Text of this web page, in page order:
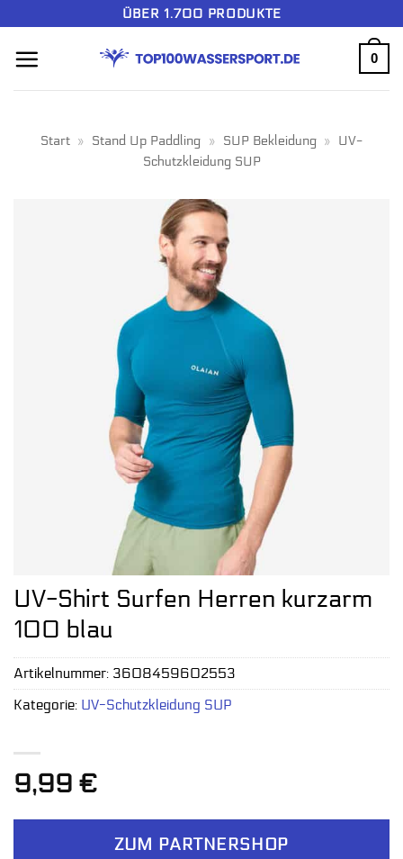
springen
ÜBER 1.700 PRODUKTE
0
Start » Stand Up Paddling » SUP Bekleidung » UV-
Schutzkleidung SUP
UV-Shirt Surfen Herren kurzarm
100 blau
9,99 €
ZUM PARTNERSHOP
Artikelnummer: 3608459602553
Kategorie: UV-Schutzkleidung SUP